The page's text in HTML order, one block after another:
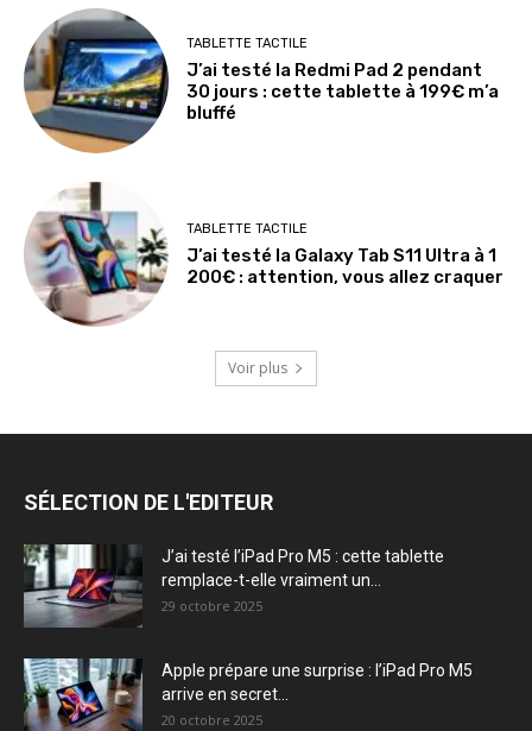
TABLETTE TACTILE
J’ai testé la Redmi Pad 2 pendant
30 jours : cette tablette à 199€ m’a
bluffé
TABLETTE TACTILE
J’ai testé la Galaxy Tab S11 Ultra à 1
200€ : attention, vous allez craquer
Voir plus
SÉLECTION DE L'EDITEUR
J’ai testé l’iPad Pro M5 : cette tablette
remplace-t-elle vraiment un...
29 octobre 2025
Apple prépare une surprise : l’iPad Pro M5
arrive en secret...
20 octobre 2025